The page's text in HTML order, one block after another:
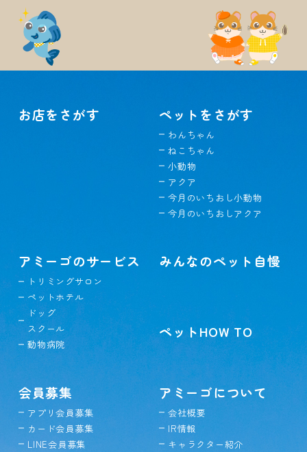
お店をさがす ペットをさがす
わんちゃん
ねこちゃん
小動物
アクア
今月のいちおし小動物
今月のいちおしアクア
アミーゴのサービス
トリミングサロン
ペットホテル
ドッグ
スクール
動物病院
みんなのペット自慢
ペットHOW TO
会員募集
アプリ会員募集
カード会員募集
LINE会員募集
アミーゴについて
会社概要
IR情報
キャラクター紹介